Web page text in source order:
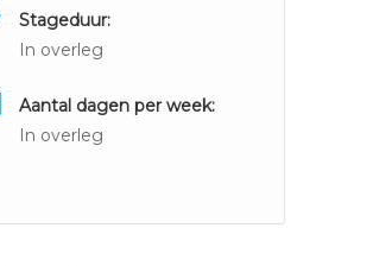
Stageduur:
In overleg
Aantal dagen per week:
In overleg